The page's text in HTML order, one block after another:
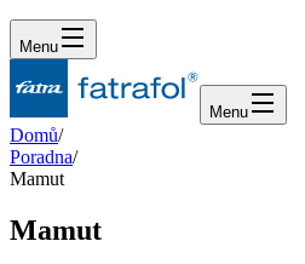
Menu
Menu
Domů/
Poradna/
Mamut
Mamut